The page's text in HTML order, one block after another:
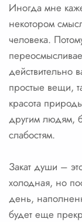
Иногда мне
некотором
человека.
действительно
простые вещи,
красота
другим людям,
слабостям.
Закат души –
холодная, но
день,
будет еще